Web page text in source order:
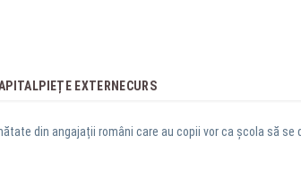
PIEȚE EXTERNECURS
din angajații români care au copii vor ca școla să se